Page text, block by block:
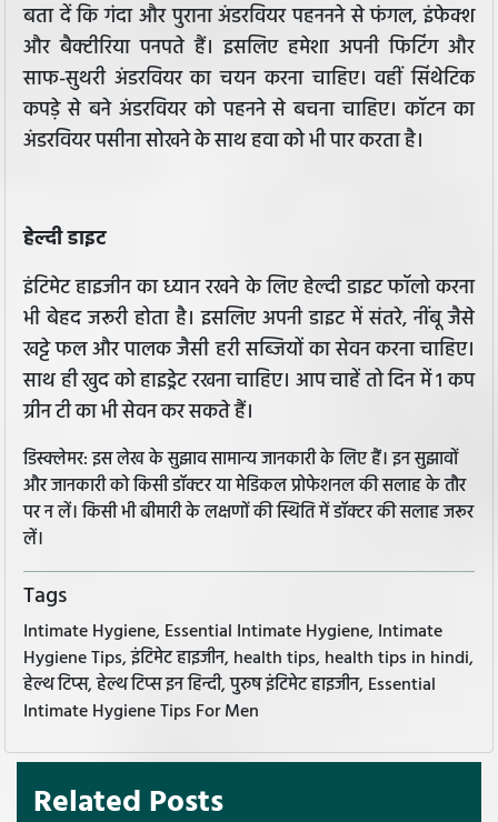
बता दें कि गंदा और पुराना अंडरवियर पहननने से फंगल, इंफेक्श
और बैक्टीरिया पनपते हैं। इसलिए हमेशा अपनी फिटिंग और
साफ-सुथरी अंडरवियर का चयन करना चाहिए। वहीं सिंथेटिक
कपड़े से बने अंडरवियर को पहनने से बचना चाहिए। कॉटन का
अंडरवियर पसीना सोखने के साथ हवा को भी पार करता है।
हेल्दी डाइट
इंटिमेट हाइजीन का ध्यान रखने के लिए हेल्दी डाइट फॉलो करना
भी बेहद जरूरी होता है। इसलिए अपनी डाइट में संतरे, नींबू जैसे
खट्टे फल और पालक जैसी हरी सब्जियों का सेवन करना चाहिए।
साथ ही खुद को हाइड्रेट रखना चाहिए। आप चाहें तो दिन में 1 कप
ग्रीन टी का भी सेवन कर सकते हैं।
डिस्क्लेमर: इस लेख के सुझाव सामान्य जानकारी के लिए हैं। इन सुझावों
और जानकारी को किसी डॉक्टर या मेडिकल प्रोफेशनल की सलाह के तौर
पर न लें। किसी भी बीमारी के लक्षणों की स्थिति में डॉक्टर की सलाह जरूर
लें।
Tags
Intimate Hygiene, Essential Intimate Hygiene, Intimate
Hygiene Tips, इंटिमेट हाइजीन, health tips, health tips in hindi,
हेल्थ टिप्स, हेल्थ टिप्स इन हिन्दी, पुरुष इंटिमेट हाइजीन, Essential
Intimate Hygiene Tips For Men
Related Posts